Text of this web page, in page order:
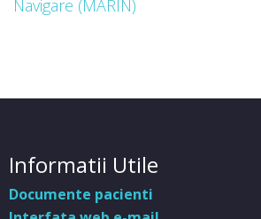
Navigare (MARIN)
Informatii Utile
Documente pacienti